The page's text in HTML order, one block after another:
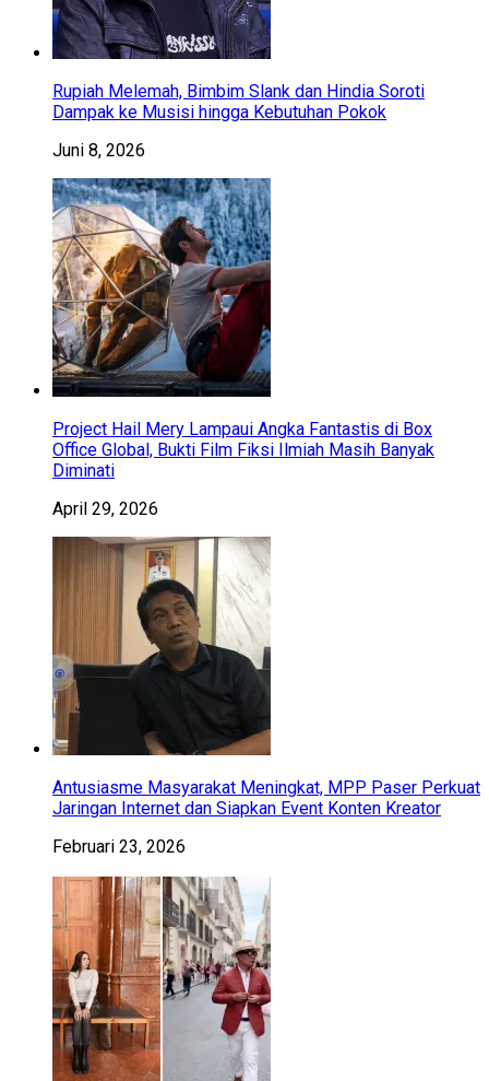
Rupiah Melemah, Bimbim Slank dan Hindia Soroti
Dampak ke Musisi hingga Kebutuhan Pokok
Juni 8, 2026
Project Hail Mery Lampaui Angka Fantastis di Box
Office Global, Bukti Film Fiksi Ilmiah Masih Banyak
Diminati
April 29, 2026
Antusiasme Masyarakat Meningkat, MPP Paser Perkuat
Jaringan Internet dan Siapkan Event Konten Kreator
Februari 23, 2026